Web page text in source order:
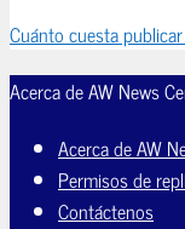
Cuánto cuesta
Acerca de AW News
Acerca de AW
Permisos de
Contáctenos